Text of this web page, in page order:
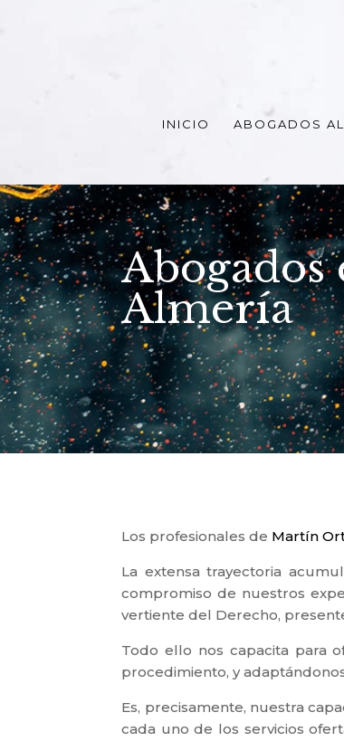
INICIO ABOGADOS
Almería
Los profesionales de Martín
La extensa trayectoria
compromiso de nuestros
vertiente del Derecho,
Todo ello nos capacita para
procedimiento, y
Es, precisamente, nuestra
cada uno de los servicios